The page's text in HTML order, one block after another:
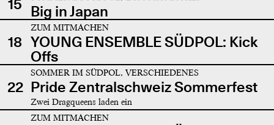
15 Big in Japan
18
ZUM MITMACHEN
YOUNG ENSEMBLE SÜDPOL: Kick
Offs
22
SOMMER IM SÜDPOL, VERSCHIEDENES
Pride Zentralschweiz Sommerfest
Zwei Dragqueens laden ein
ZUM MITMACHEN